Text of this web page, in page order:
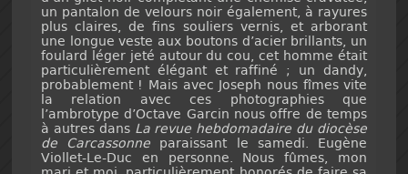
un pantalon de velours noir également, à rayures
plus claires, de fins souliers vernis, et arborant
une longue veste aux boutons d’acier brillants, un
foulard léger jeté autour du cou, cet homme était
particulièrement élégant et raffiné ; un dandy,
probablement ! Mais avec Joseph nous fîmes vite
la relation avec ces photographies que
l’ambrotype d’Octave Garcin nous offre de temps
à autres dans La revue hebdomadaire du diocèse
de Carcassonne paraissant le samedi. Eugène
Viollet-Le-Duc en personne. Nous fûmes, mon